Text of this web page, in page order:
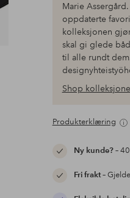
Marie
oppdaterte
kolleksjonen
skal gi glede
til alle rundt
Shop
Produkterklæring
Ny kunde?–
Fri frakt–